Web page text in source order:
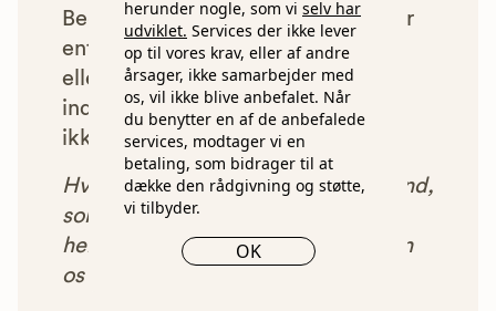
herunder nogle, som vi selv har
udviklet. Services der ikke lever
op til vores krav, eller af andre
årsager, ikke samarbejder med
os, vil ikke blive anbefalet. Når
du benytter en af de anbefalede
services, modtager vi en
betaling, som bidrager til at
dække den rådgivning og støtte,
vi tilbyder.
OK
Begravelsesguiden. Bedemænd der
enten ikke lever op til vores krav,
eller som af andre årsager ikke har
indgået et samarbejde med os, vil
ikke blive vist i vores anbefalinger.
Hver gang du benytter en bedemand,
som vi har godkendt, anbefalet og
henvist dig til, betaler bedemanden
os et beløb for denne henvisning.